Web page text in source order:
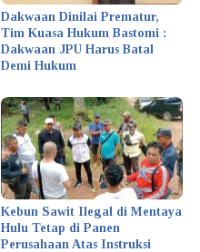
Dakwaan Dinilai Prematur,
Tim Kuasa Hukum Bastomi :
Dakwaan JPU Harus Batal
Demi Hukum
Kebun Sawit Ilegal di Mentaya
Hulu Tetap di Panen
Perusahaan Atas Instruksi